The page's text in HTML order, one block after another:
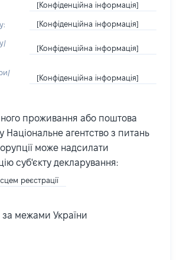
[Конфіденційна інформація]
[Конфіденційна інформація]
[Конфіденційна інформація]
[Конфіденційна інформація]
проживання або поштова
Національне агентство з питань
може надсилати
суб'єкту декларування:
реєстрації
за межами України